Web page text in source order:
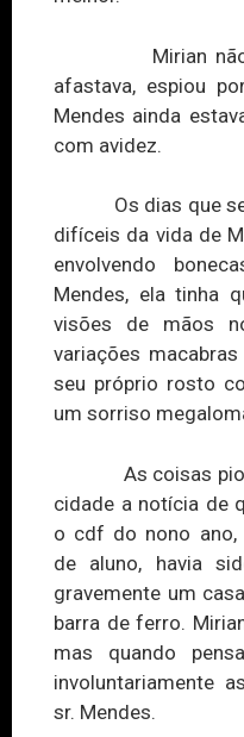
Mirian não
afastava, espiou
Mendes ainda
com avidez.
Os dias que se
difíceis da vida de
envolvendo
Mendes, ela tinha
visões de mãos
variações
seu próprio rosto
um sorriso
As coisas
cidade a notícia de
o cdf do nono ano,
de aluno, havia
gravemente um
barra de ferro.
mas quando
involuntariamente
sr. Mendes.